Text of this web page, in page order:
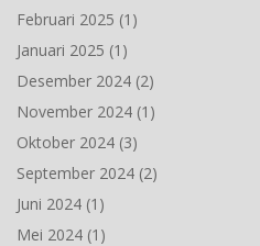
Februari 2025 (1)
Januari 2025 (1)
Desember 2024 (2)
November 2024 (1)
Oktober 2024 (3)
September 2024 (2)
Juni 2024 (1)
Mei 2024 (1)